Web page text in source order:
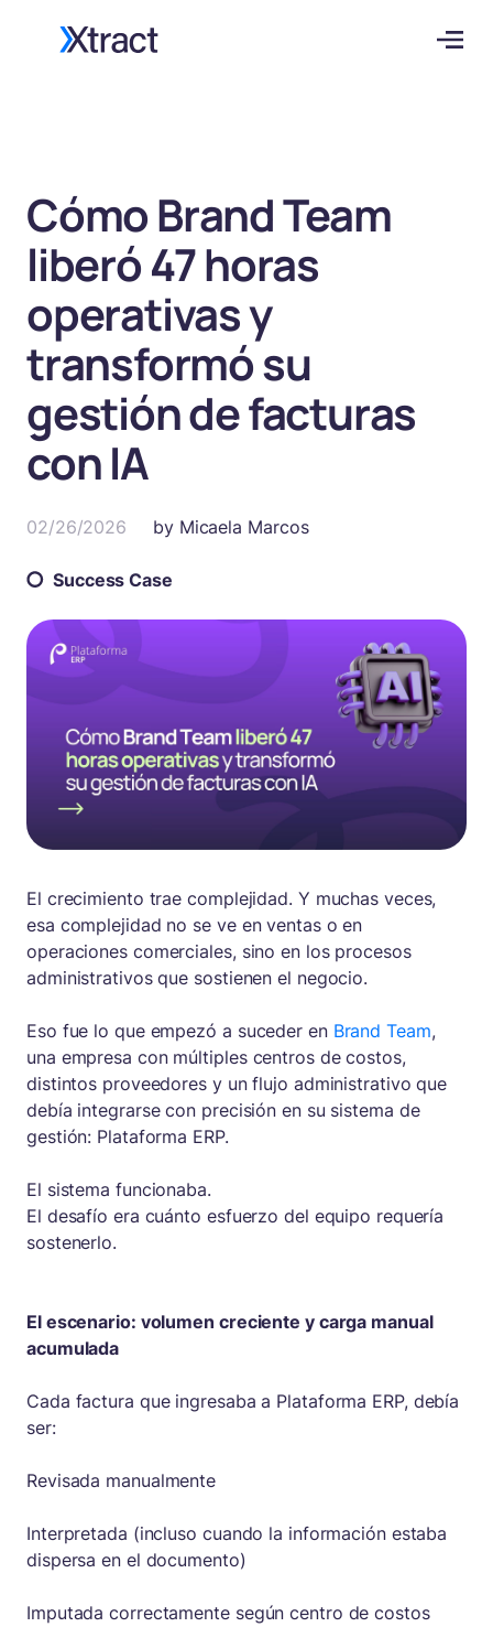
Cómo Brand Team
liberó 47 horas
operativas y
transformó su
gestión de facturas
con IA
02/26/2026 by Micaela Marcos
Success Case
El crecimiento trae complejidad. Y muchas veces,
esa complejidad no se ve en ventas o en
operaciones comerciales, sino en los procesos
administrativos que sostienen el negocio.
Eso fue lo que empezó a suceder en Brand Team,
una empresa con múltiples centros de costos,
distintos proveedores y un flujo administrativo que
debía integrarse con precisión en su sistema de
gestión: Plataforma ERP.
El sistema funcionaba.
El desafío era cuánto esfuerzo del equipo requería
sostenerlo.
El escenario: volumen creciente y carga manual
acumulada
Cada factura que ingresaba a Plataforma ERP, debía
ser:
Revisada manualmente
Interpretada (incluso cuando la información estaba
dispersa en el documento)
Imputada correctamente según centro de costos